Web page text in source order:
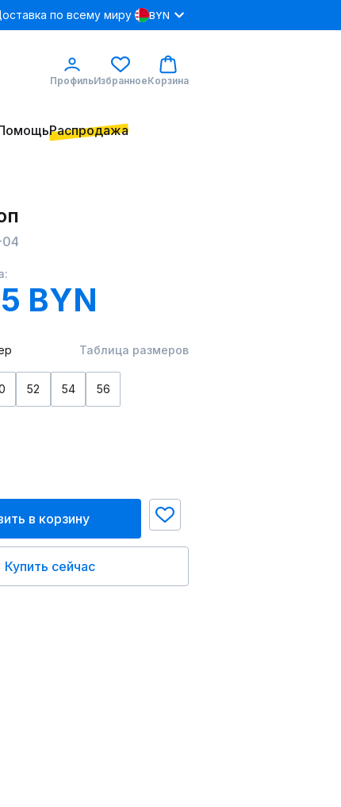
по всему миру BYN
ПрофильИзбранноеКорзина
Распродажа
04
BYN
Таблица размеров
52 54 56
в корзину
Купить сейчас